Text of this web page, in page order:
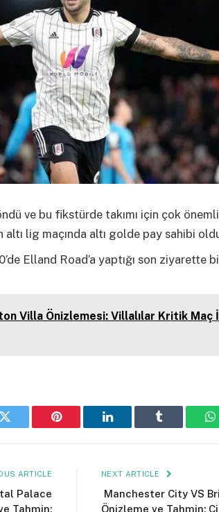
ve bu fikstürde takımı için çok
altı lig maçında altı golde pay sahibi
Elland Road’a yaptığı son ziyarette
Villa Önizlemesi: Villalılar Kritik Maç
Twitter Pinterest LinkedIn Tumblr
ARTICLE
Palace
Tahmin:
NEXT ARTICLE
Manchester City VS
Önizleme ve Tahmin: